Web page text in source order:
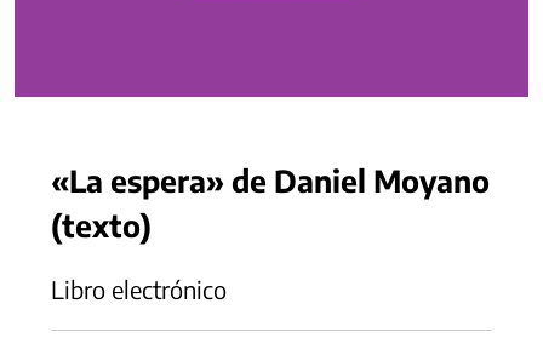
«La espera» de Daniel Moyano
(texto)
Libro electrónico